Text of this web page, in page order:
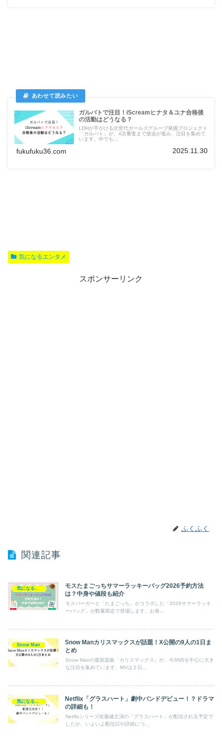
ガルバトで注目！iScreamヒナタ＆ユナ合格後
の活動はどうなる？
LDHが手がける次世代ガールズグループ発掘プロジェクト
「ガルバト」が、4次審査まで放送が進み、注目を集めて
います。中でも...
fukufuku36.com 2025.11.30
気になるエンタメ
スポンサーリンク
ふくふく
関連記事
気になるエンタメ
モスたまごっちサマーラッキーバッグ2026予約方法
は？中身や値段も紹介
モスバーガーと「たまごっち」がコラボした「2026サマーラッキ
ーバッグ」が数量限定で登場します。お食...
Snow Man
Snow Manカリスマックスが話題！X公開の9人の1日ま
とめ
Snow Manの最新楽曲「カリスマックス」が、今SNSを中心に大き
な注目を集めています。MVは２日...
気になるエンタメ
Netflix「グラスハート」劇中バンドデビュー！？ドラマ
の詳細も！
Netflixシリーズ佐藤健主演の「グラスハート」が配信される予定で
したが、いよいよ配信日や詳細につ...